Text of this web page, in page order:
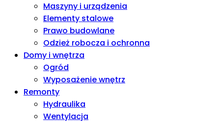
Maszyny i urządzenia
Elementy stalowe
Prawo budowlane
Odzież robocza i ochronna
Domy i wnętrza
Ogród
Wyposażenie wnętrz
Remonty
Hydraulika
Wentylacja